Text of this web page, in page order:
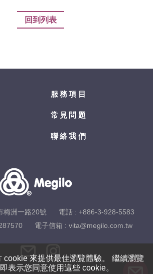
回到列表
cookie 來提供最佳瀏覽體驗。 繼續瀏覽
表示您同意使用這些 cookie。
服務項目
常見問題
聯絡我們
梅洲一路20號 電話 : +886-3-928-5583
電子信箱 : vita@megilo.com.tw